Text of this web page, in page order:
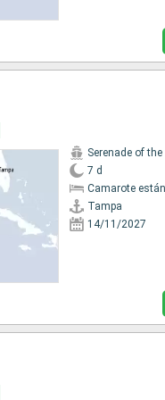
Serenade of the
7 d
Camarote
Tampa
14/11/2027